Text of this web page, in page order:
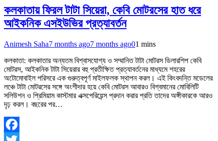
কলকাতায় ফিরল টাটা সিয়েরা, কেবি মোটরসের হাত ধরে
আইকনিক এসইউভির প্রত্যাবর্তন
Animesh Saha7 months ago7 months ago01 mins
কলকাতা: কলকাতার অন্যতম বিশ্বাসযোগ্য ও সম্মানিত টাটা মোটরস ডিলারশিপ কেবি
মোটরস, আইকনিক টাটা সিয়েরার বহু প্রতীক্ষিত প্রত্যাবর্তনের মাধ্যমে শহরের
অটোমোবাইল পরিসরে এক গুরুত্বপূর্ণ মাইলফলক স্থাপন করল। এই কিংবদন্তি মডেলের
লঞ্চে টাটা মোটরসের সঙ্গে অংশীদার হয়ে কেবি মোটরস আবারও বিশ্বমানের মোবিলিটি
সলিউশন ও প্রিমিয়াম কাস্টমার এক্সপেরিয়েন্স প্রদান করার প্রতি তাদের অঙ্গীকারকে আরও
দৃঢ় করল। বছরের পর…